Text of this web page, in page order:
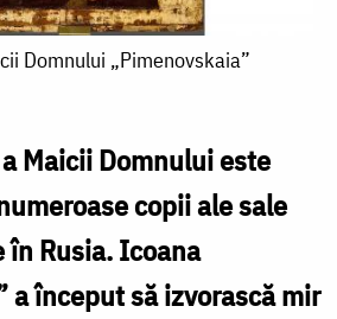
Domnului „Pimenovskaia”
Maicii Domnului este
copii ale sale
Rusia. Icoana
a început să izvorască mir